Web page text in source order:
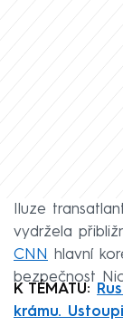
Iluze
vydržela
CNN
hlavní
bezpečnost
K TÉMATU:
krámu.